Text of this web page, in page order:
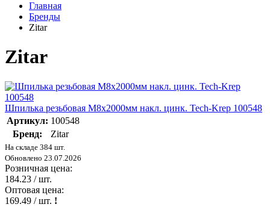
Главная
Бренды
Zitar
Zitar
Шпилька резьбовая М8х2000мм накл. цинк. Tech-Krep 100548
Артикул: 100548
Бренд:
Zitar
На складе 384 шт.
Обновлено 23.07.2026
Розничная цена:
184.23 / шт.
Оптовая цена:
169.49 / шт. !